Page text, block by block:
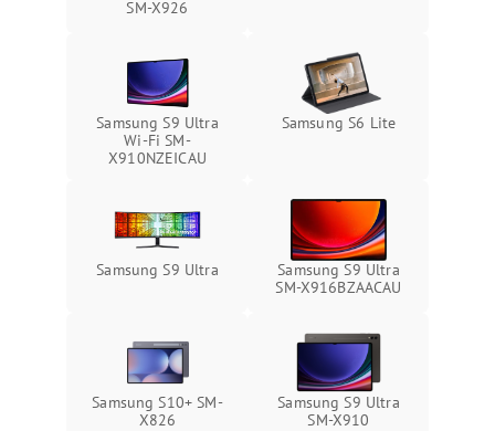
Кнопки и органы управления
Звук и аудио
SM-X926
Samsung S9 Ultra
Wi-Fi SM-
X910NZEICAU
Samsung S6 Lite
Samsung S9 Ultra
Samsung S9 Ultra
SM-X916BZAACAU
Samsung S10+ SM-
X826
Samsung S9 Ultra
SM-X910